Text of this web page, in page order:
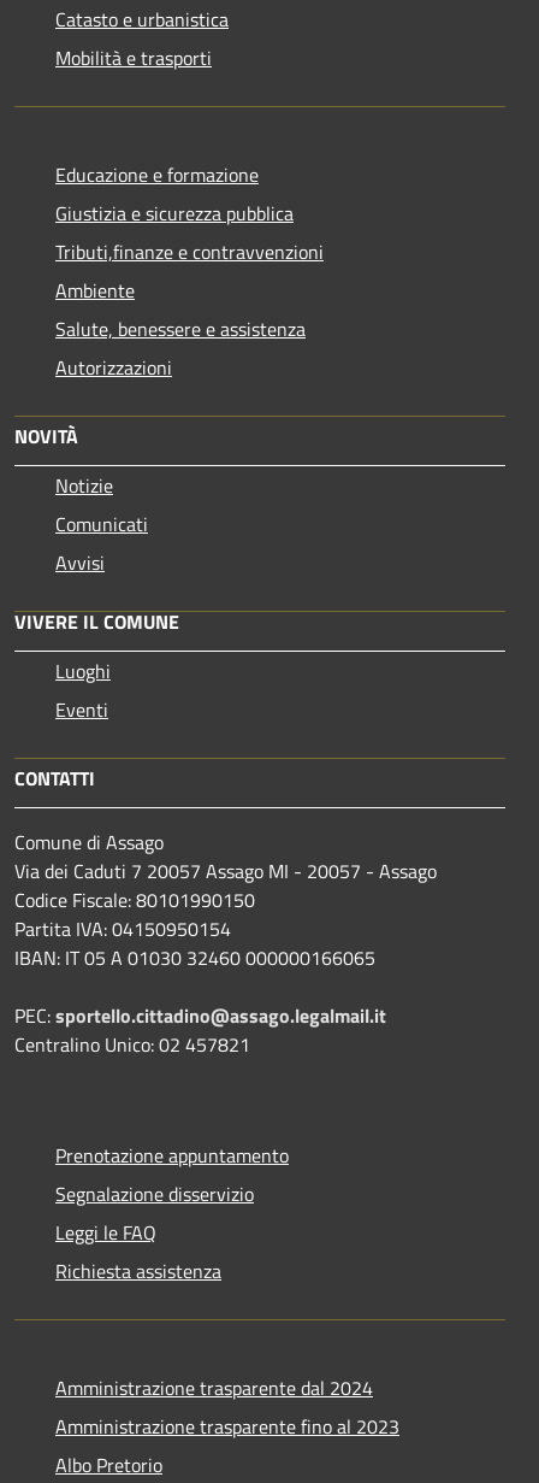
Catasto e urbanistica
Mobilità e trasporti
Educazione e formazione
Giustizia e sicurezza pubblica
Tributi,finanze e contravvenzioni
Ambiente
Salute, benessere e assistenza
Autorizzazioni
NOVITÀ
Notizie
Comunicati
Avvisi
VIVERE IL COMUNE
Luoghi
Eventi
CONTATTI
Comune di Assago
Via dei Caduti 7 20057 Assago MI - 20057 - Assago
Codice Fiscale: 80101990150
Partita IVA: 04150950154
IBAN: IT 05 A 01030 32460 000000166065
PEC:sportello.cittadino@assago.legalmail.it
Centralino Unico: 02 457821
Prenotazione appuntamento
Segnalazione disservizio
Leggi le FAQ
Richiesta assistenza
Amministrazione trasparente dal 2024
Amministrazione trasparente fino al 2023
Albo Pretorio